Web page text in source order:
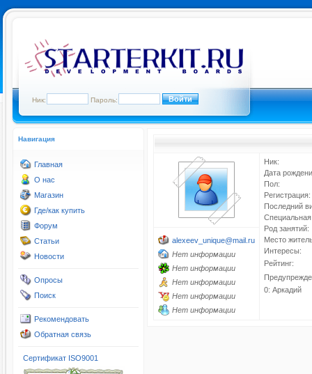
Ник: Пароль:
Навигация
Главная
О нас
Магазин
Где/как купить
Форум
Статьи
Новости
Опросы
Поиск
Рекомендовать
Обратная связь
Сертификат ISO9001
Ник:
Дата
Пол:
Регистрация:
Последний
Специальная
Род занятий:
Место
Интересы:
Рейтинг:
0: Аркадий
alexeev_unique@mail.ru
Нет информации
Нет информации
Нет информации
Нет информации
Нет информации